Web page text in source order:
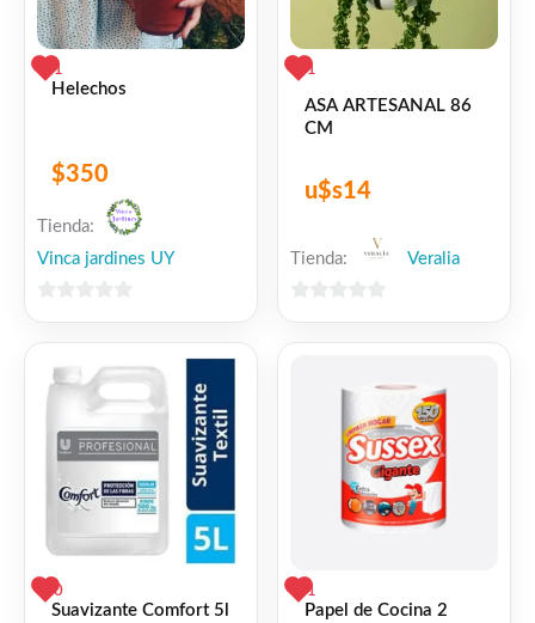
1
Helechos
$350
Tienda:
Vinca jardines UY
1
ASA ARTESANAL 86
CM
u$s14
Tienda: Veralia
0
Suavizante Comfort 5l
1
Papel de Cocina 2